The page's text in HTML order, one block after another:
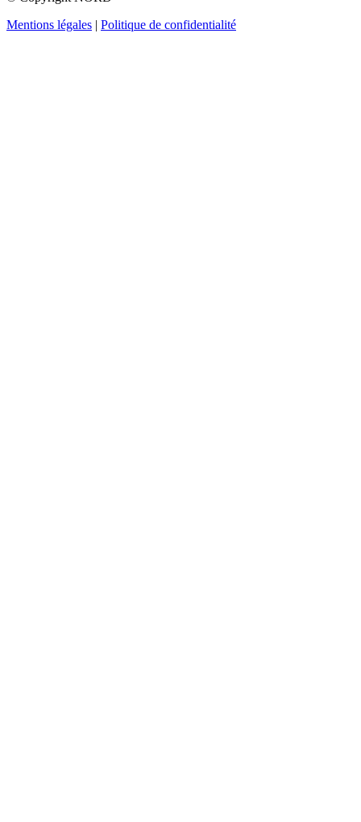
Mentions légales | Politique de confidentialité